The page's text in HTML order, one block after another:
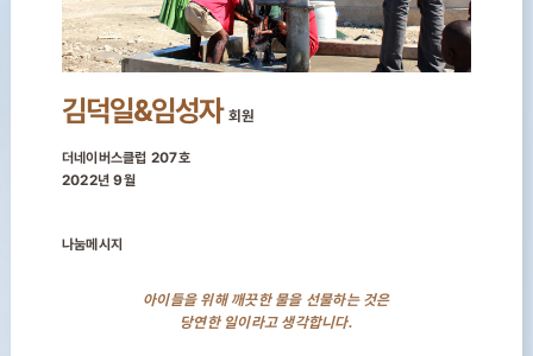
김덕일&임성자 회원
더네이버스클럽 207호
2022년 9월
나눔메시지
아이들을 위해 깨끗한 물을 선물하는 것은
당연한 일이라고 생각합니다.